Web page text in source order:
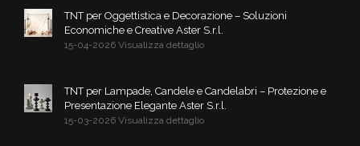
TNT per Oggettistica e Decorazione – Soluzioni
Economiche e Creative Aster S.r.l.
15-04-2026 Visualizza dettaglio
TNT per Lampade, Candele e Candelabri – Protezione e
Presentazione Elegante Aster S.r.l.
15-03-2026 Visualizza dettaglio